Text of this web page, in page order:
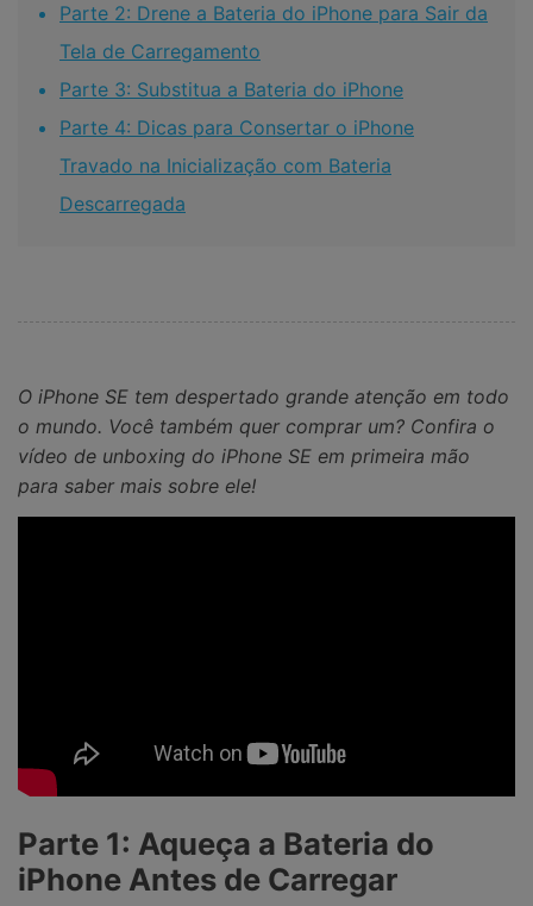
Parte 2: Drene a Bateria do iPhone para Sair da
Tela de Carregamento
Parte 3: Substitua a Bateria do iPhone
Parte 4: Dicas para Consertar o iPhone
Travado na Inicialização com Bateria
Descarregada
O iPhone SE tem despertado grande atenção em todo
o mundo. Você também quer comprar um? Confira o
vídeo de unboxing do iPhone SE em primeira mão
para saber mais sobre ele!
Parte 1: Aqueça a Bateria do
iPhone Antes de Carregar